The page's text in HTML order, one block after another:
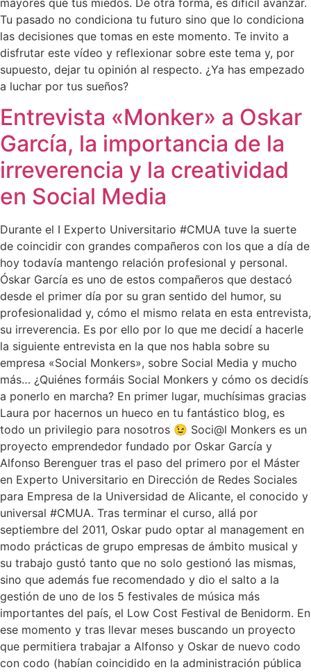
Tu pasado no condiciona tu futuro sino que lo condiciona
las decisiones que tomas en este momento. Te invito a
disfrutar este vídeo y reflexionar sobre este tema y, por
supuesto, dejar tu opinión al respecto. ¿Ya has empezado
a luchar por tus sueños?
Entrevista «Monker» a Oskar
García, la importancia de la
irreverencia y la creatividad
en Social Media
Durante el I Experto Universitario #CMUA tuve la suerte
de coincidir con grandes compañeros con los que a día de
hoy todavía mantengo relación profesional y personal.
Óskar García es uno de estos compañeros que destacó
desde el primer día por su gran sentido del humor, su
profesionalidad y, cómo el mismo relata en esta entrevista,
su irreverencia. Es por ello por lo que me decidí a hacerle
la siguiente entrevista en la que nos habla sobre su
empresa «Social Monkers», sobre Social Media y mucho
más… ¿Quiénes formáis Social Monkers y cómo os decidís
a ponerlo en marcha? En primer lugar, muchísimas gracias
Laura por hacernos un hueco en tu fantástico blog, es
todo un privilegio para nosotros 😉 Soci@l Monkers es un
proyecto emprendedor fundado por Oskar García y
Alfonso Berenguer tras el paso del primero por el Máster
en Experto Universitario en Dirección de Redes Sociales
para Empresa de la Universidad de Alicante, el conocido y
universal #CMUA. Tras terminar el curso, allá por
septiembre del 2011, Oskar pudo optar al management en
modo prácticas de grupo empresas de ámbito musical y
su trabajo gustó tanto que no solo gestionó las mismas,
sino que además fue recomendado y dio el salto a la
gestión de uno de los 5 festivales de música más
importantes del país, el Low Cost Festival de Benidorm. En
ese momento y tras llevar meses buscando un proyecto
que permitiera trabajar a Alfonso y Oskar de nuevo codo
con codo (habían coincidido en la administración pública